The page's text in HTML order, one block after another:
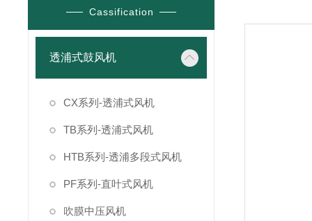
Cassification
透浦式鼓风机
CX系列-透浦式风机
TB系列-透浦式风机
HTB系列-透浦多段式风机
PF系列-直叶式风机
吹膜中压风机